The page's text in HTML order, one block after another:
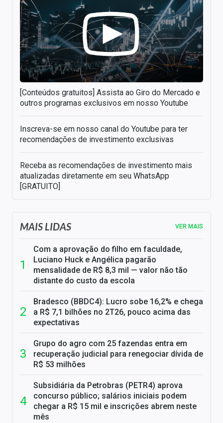
[Conteúdos gratuitos] Assista ao Giro do Mercado e
outros programas exclusivos em nosso Youtube
Inscreva-se em nosso canal do Youtube para ter
recomendações de investimento exclusivas
Receba as recomendações de investimento mais
atualizadas diretamente em seu WhatsApp
[GRATUITO]
MAIS LIDAS VER MAIS
Com a aprovação do filho em faculdade,
Luciano Huck e Angélica pagarão
mensalidade de R$ 8,3 mil — valor não tão
distante do custo da escola
Bradesco (BBDC4): Lucro sobe 16,2% e chega
a R$ 7,1 bilhões no 2T26, pouco acima das
expectativas
Grupo do agro com 25 fazendas entra em
recuperação judicial para renegociar dívida de
R$ 53 milhões
Subsidiária da Petrobras (PETR4) aprova
concurso público; salários iniciais podem
chegar a R$ 15 mil e inscrições abrem neste
mês